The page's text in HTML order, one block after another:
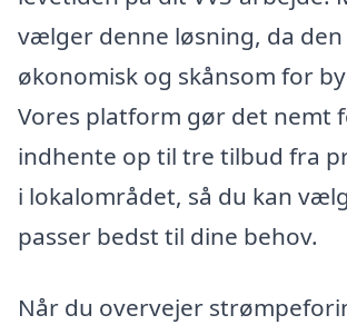
vælger denne løsning, da den
økonomisk og skånsom for
Vores platform gør det nemt
indhente op til tre tilbud fra
i lokalområdet, så du kan
passer bedst til dine behov.
Når du overvejer